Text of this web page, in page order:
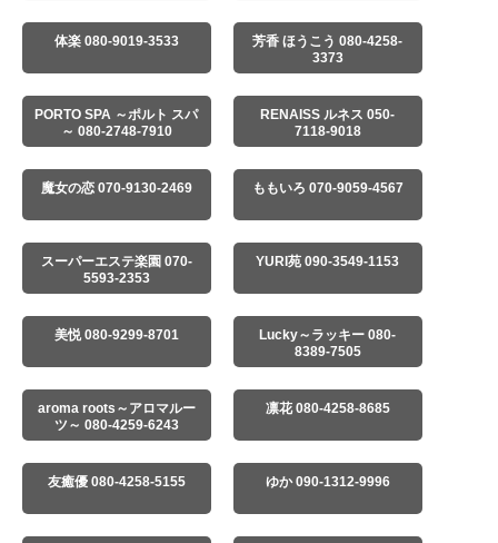
体楽 080-9019-3533
芳香 ほうこう 080-4258-
3373
PORTO SPA ～ポルト スパ
～ 080-2748-7910
RENAISS ルネス 050-
7118-9018
魔女の恋 070-9130-2469 ももいろ 070-9059-4567
スーパーエステ楽園 070-
5593-2353
YURI苑 090-3549-1153
美悦 080-9299-8701
Lucky～ラッキー 080-
8389-7505
aroma roots～アロマルー
ツ～ 080-4259-6243
凛花 080-4258-8685
友癒優 080-4258-5155 ゆか 090-1312-9996